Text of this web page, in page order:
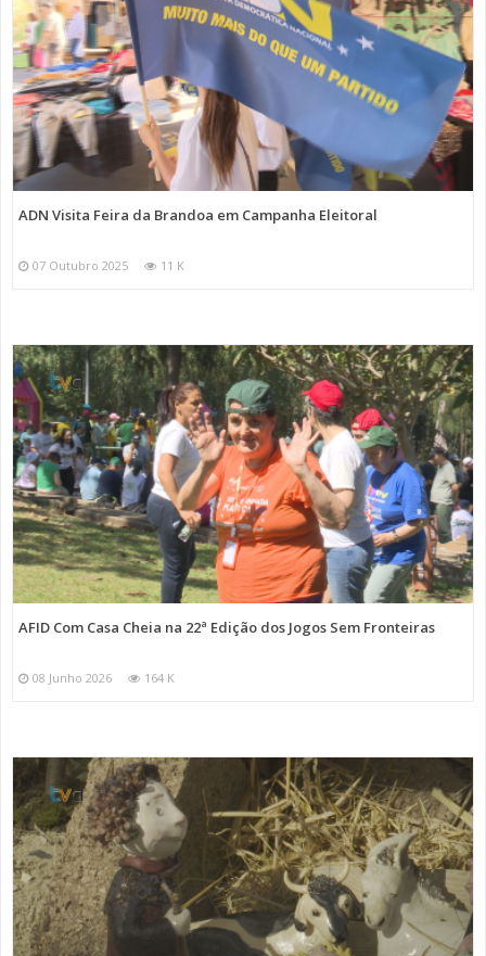
ADN Visita Feira da Brandoa em Campanha Eleitoral
07 Outubro 2025 11 K
AFID Com Casa Cheia na 22ª Edição dos Jogos Sem Fronteiras
08 Junho 2026 164 K